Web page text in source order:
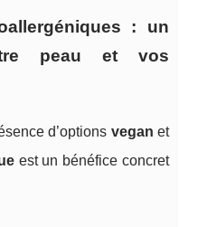
: un
peau et vos
d’options vegan et
est un bénéfice concret